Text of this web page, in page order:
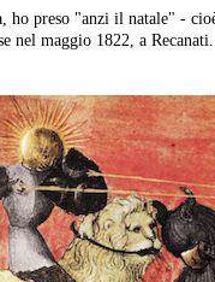
ho preso "anzi il natale" -
nel maggio 1822, a Recanati.